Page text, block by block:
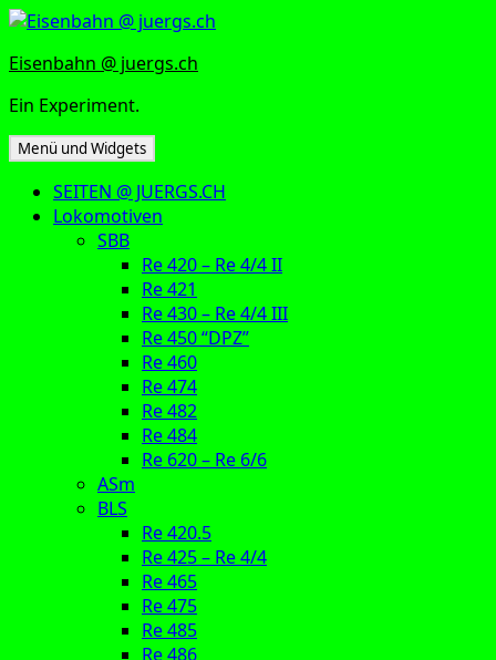
Zum
springen
Eisenbahn @ juergs.ch
Ein Experiment.
Menü und Widgets
SEITEN @ JUERGS.CH
Lokomotiven
SBB
Re 420 – Re 4/4 II
Re 421
Re 430 – Re 4/4 III
Re 450 “DPZ”
Re 460
Re 474
Re 482
Re 484
Re 620 – Re 6/6
ASm
BLS
Re 420.5
Re 425 – Re 4/4
Re 465
Re 475
Re 485
Re 486